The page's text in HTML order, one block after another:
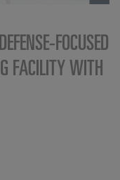
FACILITY WITH